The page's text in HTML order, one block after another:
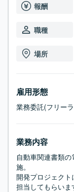
報酬
職種
場所
雇用形態
業務委託(フリー
業務内容
自動車関連書類
施。
開発プロジェク
担当してもらいま